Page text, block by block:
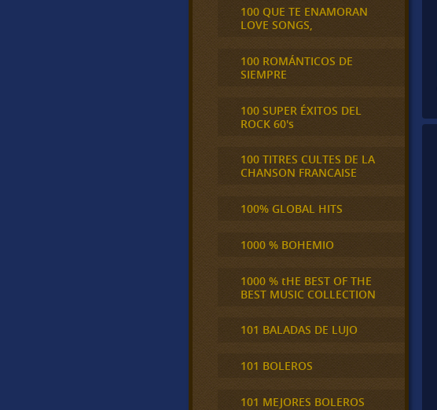
100 QUE TE ENAMORAN
LOVE SONGS,
100 ROMÁNTICOS DE
SIEMPRE
100 SUPER ÉXITOS DEL
ROCK 60's
100 TITRES CULTES DE LA
CHANSON FRANCAISE
100% GLOBAL HITS
1000 % BOHEMIO
1000 % tHE BEST OF THE
BEST MUSIC COLLECTION
101 BALADAS DE LUJO
101 BOLEROS
101 MEJORES BOLEROS